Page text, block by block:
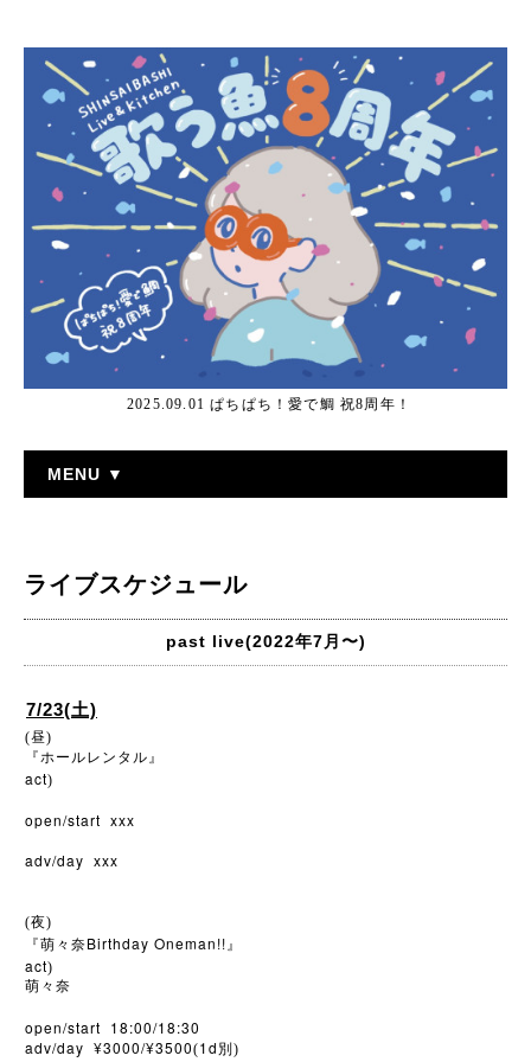
2025.09.01 ぱちぱち！愛で鯛 祝8周年！
MENU ▼
ライブスケジュール
past live(2022年7月〜)
7/23(土)
(昼)
『ホールレンタル』
act)
open/start xxx
adv/day xxx
(夜)
『萌々奈Birthday Oneman!!』
act)
萌々奈
open/start 18:00/18:30
adv/day ¥3000/¥3500(1d 別)